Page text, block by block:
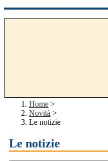
Campo di ricerca per le pagine
Home >
Novità >
Le notizie
Le notizie